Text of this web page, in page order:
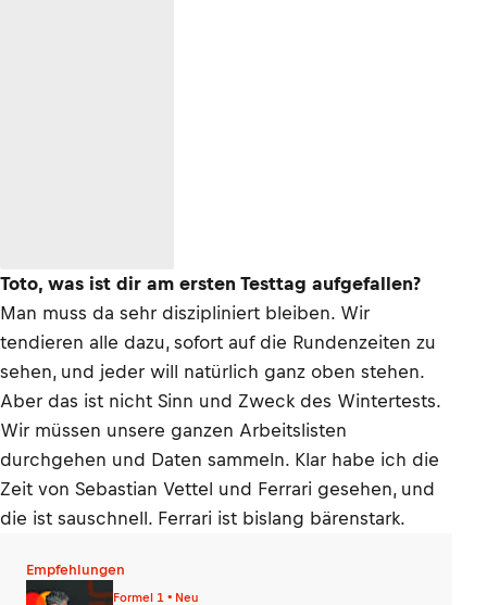
Toto, was ist dir am ersten Testtag aufgefallen?
Man muss da sehr diszipliniert bleiben. Wir
tendieren alle dazu, sofort auf die Rundenzeiten zu
sehen, und jeder will natürlich ganz oben stehen.
Aber das ist nicht Sinn und Zweck des Wintertests.
Wir müssen unsere ganzen Arbeitslisten
durchgehen und Daten sammeln. Klar habe ich die
Zeit von Sebastian Vettel und Ferrari gesehen, und
die ist sauschnell. Ferrari ist bislang bärenstark.
Empfehlungen
Formel 1 • Neu